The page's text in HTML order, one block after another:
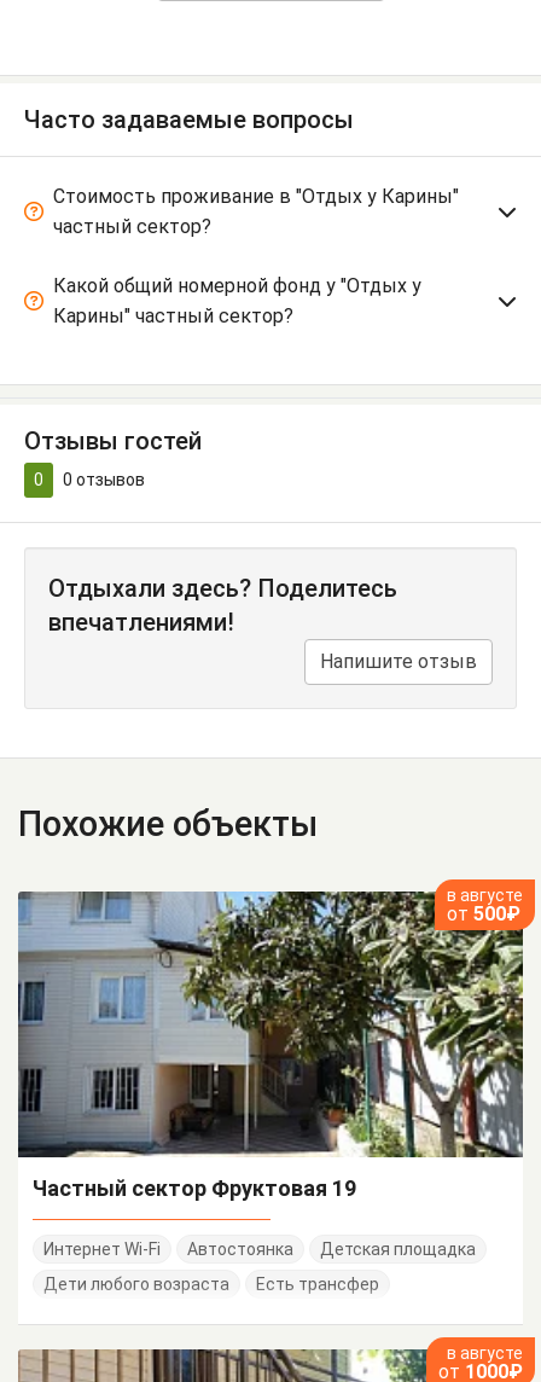
Часто задаваемые вопросы
Стоимость проживание в "Отдых у Карины"
частный сектор?
Какой общий номерной фонд у "Отдых у
Карины" частный сектор?
Отзывы гостей
0 0 отзывов
Отдыхали здесь? Поделитесь
впечатлениями!
Напишите отзыв
Похожие объекты
в августе
от 500₽
Частный сектор Фруктовая 19
Интернет Wi-Fi Автостоянка
Детская площадка
Дети любого возраста
Есть трансфер
в августе
от 1000₽